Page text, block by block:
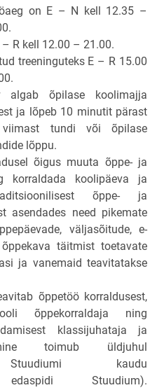
on E – N kell 12.35 –
R kell 12.00 – 21.00.
treeninguteks E – R 15.00
algab õpilase koolimajja
ja lõpeb 10 minutit pärast
viimast tundi või õpilase
lõppu.
õigus muuta õppe- ja
korraldada koolipäeva ja
õppe- ja
asendades need pikemate
väljasõitude, e-
täitmist toetavate
ja vanemaid teavitatakse
õppetöö korraldusest,
õppekorraldaja ning
klassijuhataja ja
toimub üldjuhul
Stuudiumi kaudu
Stuudium).